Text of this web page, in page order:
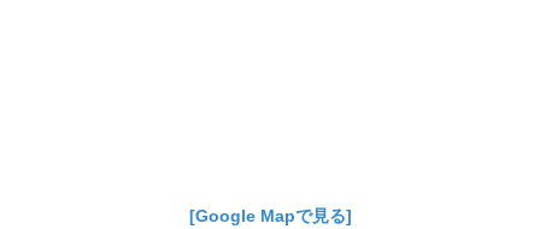
[Google Mapで見る]